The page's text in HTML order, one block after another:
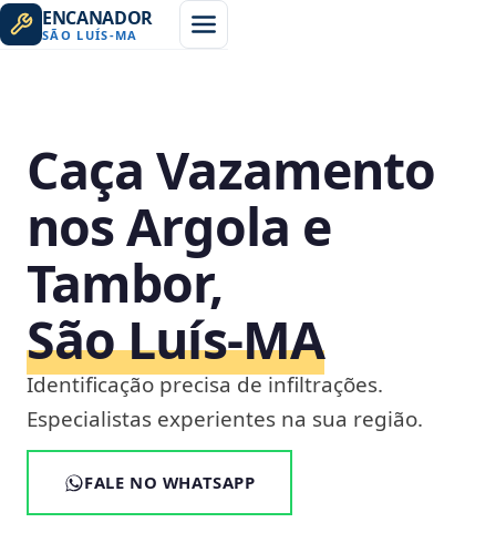
ENCANADOR
SÃO LUÍS-MA
Caça Vazamento
nos Argola e
Tambor,
São Luís‑MA
Identificação precisa de infiltrações.
Especialistas experientes na sua região.
FALE NO WHATSAPP